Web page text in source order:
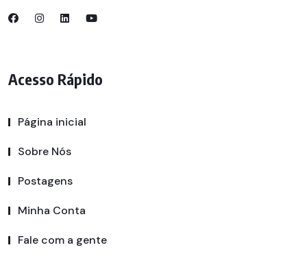
Acesso Rápido
Página inicial
Sobre Nós
Postagens
Minha Conta
Fale com a gente